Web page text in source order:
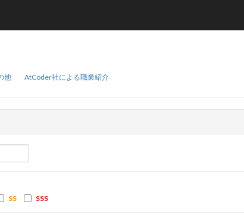
他 AtCoder社による職業紹介
SS SSS